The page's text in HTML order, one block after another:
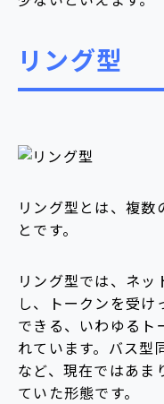
リング型
リング型とは、複数
とです。
リング型では、ネ
し、トークンを受
できる、いわゆるト
れています。バス型
など、現在ではあま
ていた形態です。